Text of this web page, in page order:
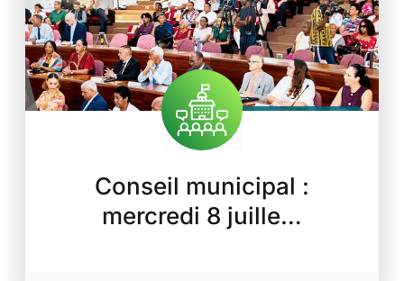
Conseil municipal :
mercredi 8 juille…